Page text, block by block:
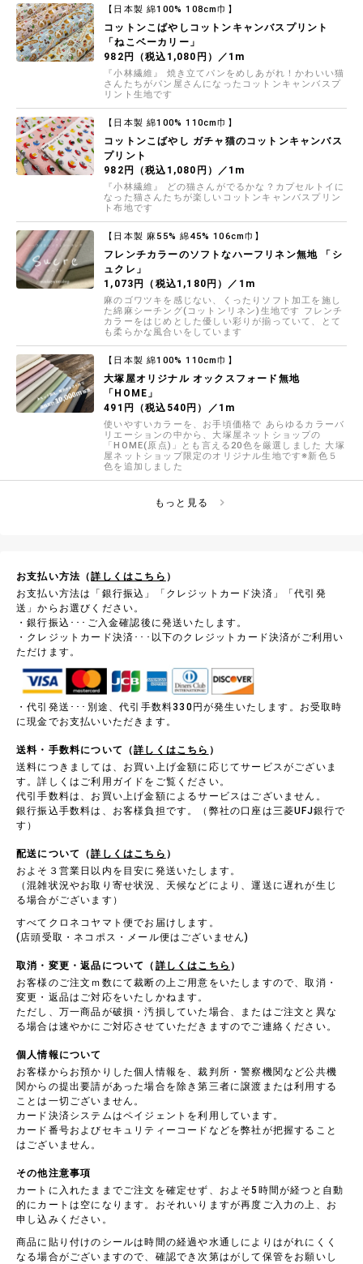
【日本製 綿100% 108cm巾】
コットンこばやしコットンキャンバスプリント
「ねこベーカリー」
982円（税込1,080円）／1m
『小林繊維』 焼き立てパンをめしあがれ！かわいい猫
さんたちがパン屋さんになったコットンキャンバスプ
リント生地です
【日本製 綿100% 110cm巾】
コットンこばやし ガチャ猫のコットンキャンバス
プリント
982円（税込1,080円）／1m
『小林繊維』 どの猫さんがでるかな？カプセルトイに
なった猫さんたちが楽しいコットンキャンバスプリン
ト布地です
【日本製 麻55% 綿45% 106cm巾】
フレンチカラーのソフトなハーフリネン無地 「シ
ュクレ」
1,073円（税込1,180円）／1m
麻のゴワツキを感じない、くったりソフト加工を施し
た綿麻シーチング(コットンリネン)生地です フレンチ
カラーをはじめとした優しい彩りが揃っていて、とて
も柔らかな風合いをしています
【日本製 綿100% 110cm巾】
大塚屋オリジナル オックスフォード無地
「HOME」
491円（税込540円）／1m
使いやすいカラーを、お手頃価格で あらゆるカラーバ
リエーションの中から、大塚屋ネットショップの
「HOME(原点)」とも言える20色を厳選しました 大塚
屋ネットショップ限定のオリジナル生地です※新色５
色を追加しました
もっと見る
お支払い方法（詳しくはこちら ）
お支払い方法は「銀行振込」「クレジットカード決済」「代引発
送」からお選びください。
・銀行振込･･･ご入金確認後に発送いたします。
・クレジットカード決済･･･以下のクレジットカード決済がご利用い
ただけます。
・代引発送･･･別途、代引手数料330円が発生いたします。お受取時
に現金でお支払いいただきます。
送料・手数料について（詳しくはこちら ）
送料につきましては、お買い上げ金額に応じてサービスがございま
す。詳しくはご利用ガイドをご覧ください。
代引手数料は、お買い上げ金額によるサービスはございません。
銀行振込手数料は、お客様負担です。（弊社の口座は三菱UFJ銀行で
す）
配送について（詳しくはこちら ）
およそ３営業日以内を目安に発送いたします。
（混雑状況やお取り寄せ状況、天候などにより、運送に遅れが生じ
る場合がございます）
すべてクロネコヤマト便でお届けします。
(店頭受取・ネコポス・メール便はございません)
取消・変更・返品について（ 詳しくはこちら ）
お客様のご注文ｍ数にて裁断の上ご用意をいたしますので、取消・
変更・返品はご対応をいたしかねます。
ただし、万一商品が破損・汚損していた場合、またはご注文と異な
る場合は速やかにご対応させていただきますのでご連絡ください。
個人情報について
お客様からお預かりした個人情報を、裁判所・警察機関など公共機
関からの提出要請があった場合を除き第三者に譲渡または利用する
ことは一切ございません。
カード決済システムはペイジェントを利用しています。
カード番号およびセキュリティーコードなどを弊社が把握すること
はございません。
その他注意事項
カートに入れたままでご注文を確定せず、およそ5時間が経つと自動
的にカートは空になります。おそれいりますが再度ご入力の上、お
申し込みください。
商品に貼り付けのシールは時間の経過や水通しによりはがれにくく
なる場合がございますので、確認でき次第はがして保管をお願いし